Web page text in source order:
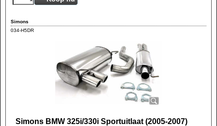
Simons
034-H5DR
Simons BMW 325i/330i Sportuitlaat (2005-2007)